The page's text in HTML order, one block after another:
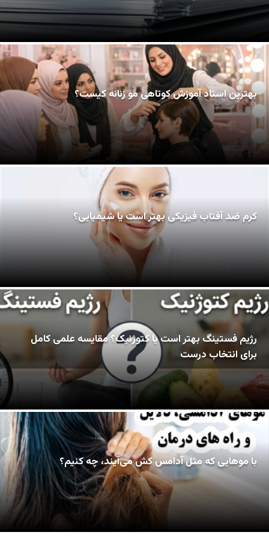
بهترین استاد آموزش کوتاهی مو زنانه کیست؟
کرم ضد آفتاب فیزیکی بهتر است یا شیمیایی؟
رژیم فستینگ بهتر است یا کتوژنیک؟ مقایسه علمی کامل
برای انتخاب درست
با موهایی که مثل آدامس کش می‌آیند، چه کنیم؟